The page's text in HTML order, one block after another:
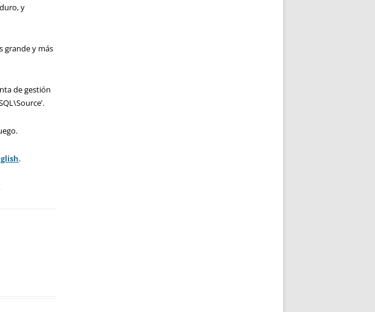
y
grande y más
de gestión
.
.